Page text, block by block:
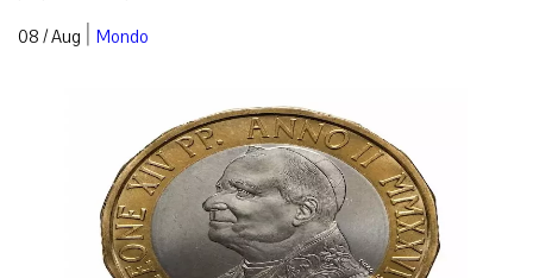
08 / Aug | Mondo